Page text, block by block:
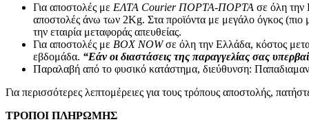
Ψηφιακές Βιντεοκάμερες
Παιδικές Κάμερες
Αναμεταδότες
DVD
Τηλεχειριστήρια TV
Συσκευές Ήχου
Πικάπ
Ραδιόφωνα
CD Players/Hi-Fi
Για αποστολές με ΕΛΤΑ Courier ΠΟΡΤΑ-ΠΟΡΤΑ σε όλη την
αποστολές άνω των 2Κg. Στα προϊόντα με μεγάλο όγκος
την εταιρία μεταφοράς απευθείας.
Για αποστολές με BOX NOWσε όλη την Ελλάδα, κόστος
εβδομάδα. “Εάν οι διαστάσεις της παραγγελίας σας
Παραλαβή από το φυσικό κατάστημα, διεύθυνση:
Για περισσότερες λεπτομέρειες για τους τρόπους αποστολής,
ΤΡΟΠΟΙ ΠΛΗΡΩΜΗΣ